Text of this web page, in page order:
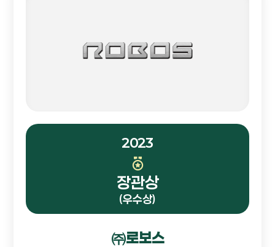
2023
장관상
(우수상)
㈜로보스